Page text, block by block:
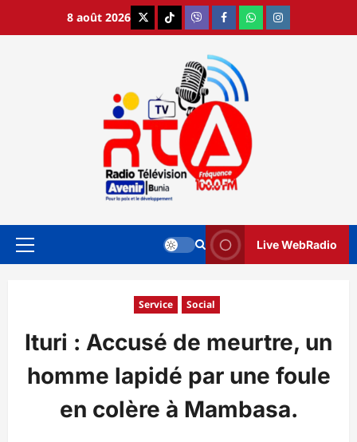
8 août 2026 X TikTokViber FacebookWhatsAppInstagram
Menu
Live WebRadio
Service Social
Ituri : Accusé de meurtre, un
homme lapidé par une foule
en colère à Mambasa.